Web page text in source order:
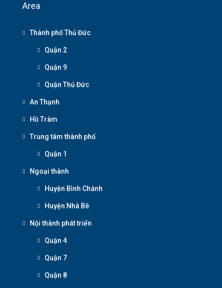
Area
Thành phố Thủ Đức
Quận 2
Quận 9
Quận Thủ Đức
An Thạnh
Hồ Tràm
Trung tâm thành phố
Quận 1
Ngoại thành
Huyện Bình Chánh
Huyện Nhà Bè
Nội thành phát triển
Quận 4
Quận 7
Quận 8